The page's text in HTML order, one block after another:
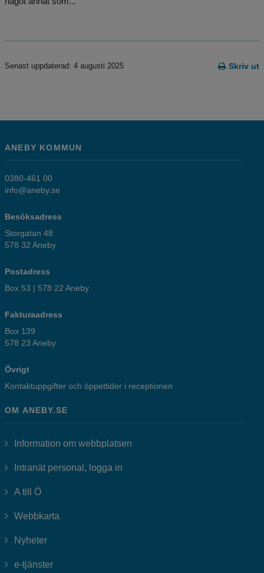
Skriv ut
Senast uppdaterad: 4 augusti 2025
ANEBY KOMMUN
0380-461 00
info@aneby.se
Besöksadress
Storgatan 48
578 32 Aneby
Postadress
Box 53 | 578 22 Aneby
Fakturaadress
Box 139
578 23 Aneby
Övrigt
Kontaktuppgifter och öppettider i receptionen
OM ANEBY.SE
Information om webbplatsen
Intranät personal, logga in
A till Ö
Webbkarta
Nyheter
e-tjänsterLänk till annan webbplats, öppnas i nytt fönster.